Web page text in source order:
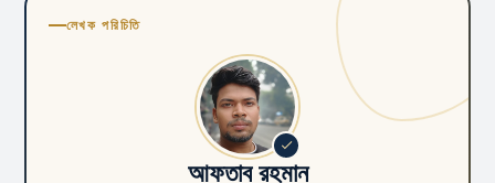
লেখক পরিচিতি
আফতাব রহমান